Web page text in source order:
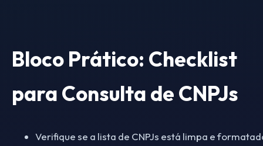
Bloco Prático: Checklist
para Consulta de CNPJs
Verifique se a lista de CNPJs está limpa e